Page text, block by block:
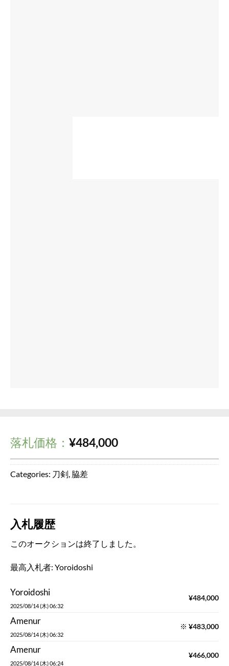
落札価格： ¥484,000
Categories: 刀剣, 脇差
入札履歴
このオークションは終了しました。
最高入札者: Yoroidoshi
Yoroidoshi
2025/08/14 (木) 06:32
¥484,000
Amenur
2025/08/14 (木) 06:32
※ ¥483,000
Amenur
2025/08/14 (木) 06:24
¥466,000